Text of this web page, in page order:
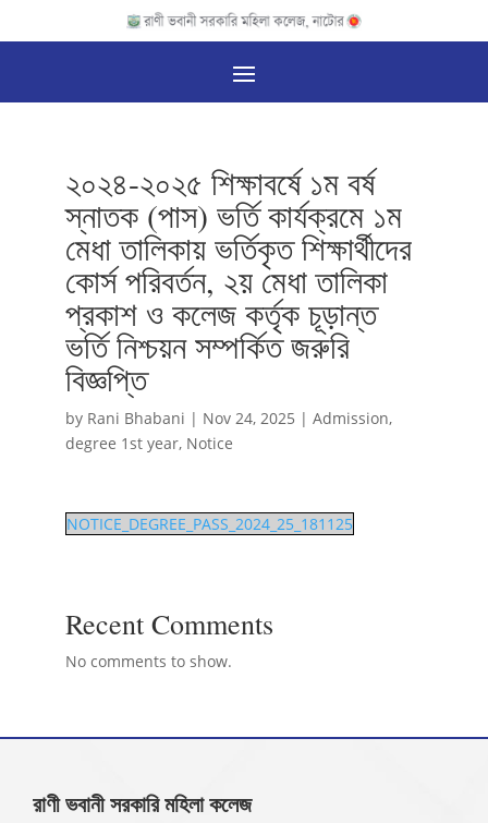
২০২৪-২০২৫ শিক্ষাবর্ষে ১ম বর্ষ
স্নাতক (পাস) ভর্তি কার্যক্রমে ১ম
মেধা তালিকায় ভর্তিকৃত শিক্ষার্থীদের
কোর্স পরিবর্তন, ২য় মেধা তালিকা
প্রকাশ ও কলেজ কর্তৃক চূড়ান্ত
ভর্তি নিশ্চয়ন সম্পর্কিত জরুরি
বিজ্ঞপ্তি
by Rani Bhabani | Nov 24, 2025 | Admission,
degree 1st year, Notice
NOTICE_DEGREE_PASS_2024_25_181125
Recent Comments
No comments to show.
রাণী ভবানী সরকারি মহিলা কলেজ